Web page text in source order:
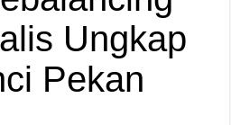
Ungkap
Pekan